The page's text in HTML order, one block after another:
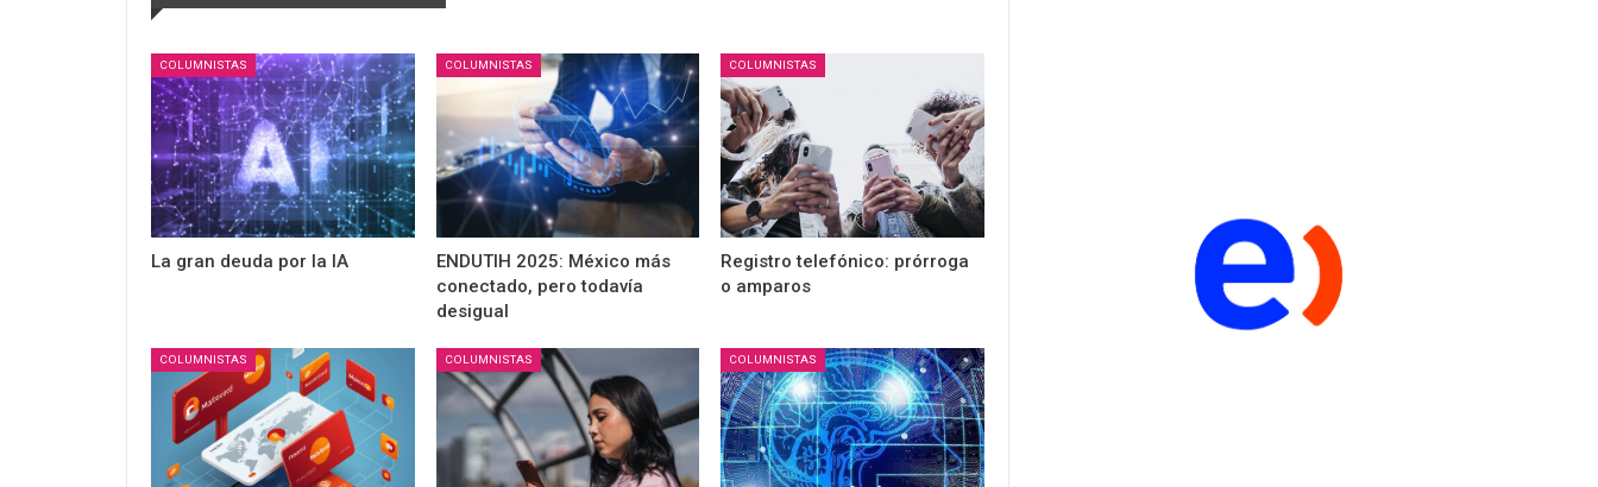
COLUMNISTAS
La gran deuda por la IA
COLUMNISTAS
ENDUTIH 2025: México más
conectado, pero todavía
desigual
COLUMNISTAS
Registro telefónico: prórroga
o amparos
COLUMNISTAS COLUMNISTAS COLUMNISTAS